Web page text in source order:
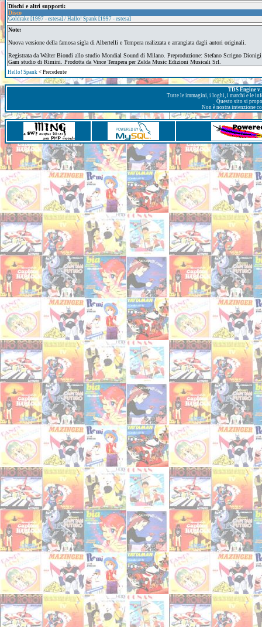
Dischi e altri supporti:
Disco
Goldrake [1997 - estesa] / Hallo! Spank [1997 - estesa]
Note:
Nuova versione della famosa sigla di Albertelli e Tempera realizzata e arrangiata dagli autori originali.
Registrata da Walter Biondi allo studio Mondial Sound di Milano. Preproduzione: Stefano Scrigno
Gam studio di Rimini. Prodotta da Vince Tempera per Zelda Music Edizioni Musicali Srl.
Hello! Spank < Precedente
TDS Engine
Tutte le immagini, i loghi, i marchi e le
Questo sito si
Non è nostra intenzione